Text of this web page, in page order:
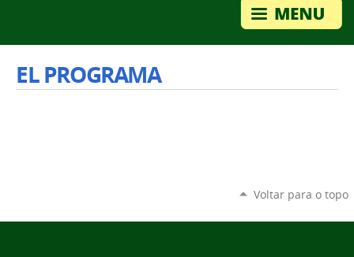
EL PROGRAMA
Voltar para o topo